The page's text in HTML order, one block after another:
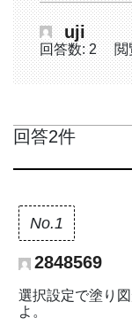
uji
回答数: 2 閲
回答2件
No.1
2848569
選択設定で塗り
よ。